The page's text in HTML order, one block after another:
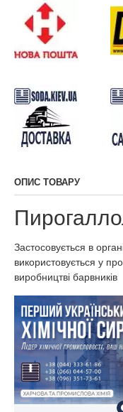
ОПИС ТОВАРУ
Застосовується в
використовується у
виробництві барвників